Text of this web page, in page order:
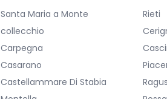
Santa Maria a Monte
Rieti
collecchio
Carpegna
Casarano
Castellammare Di Stabia